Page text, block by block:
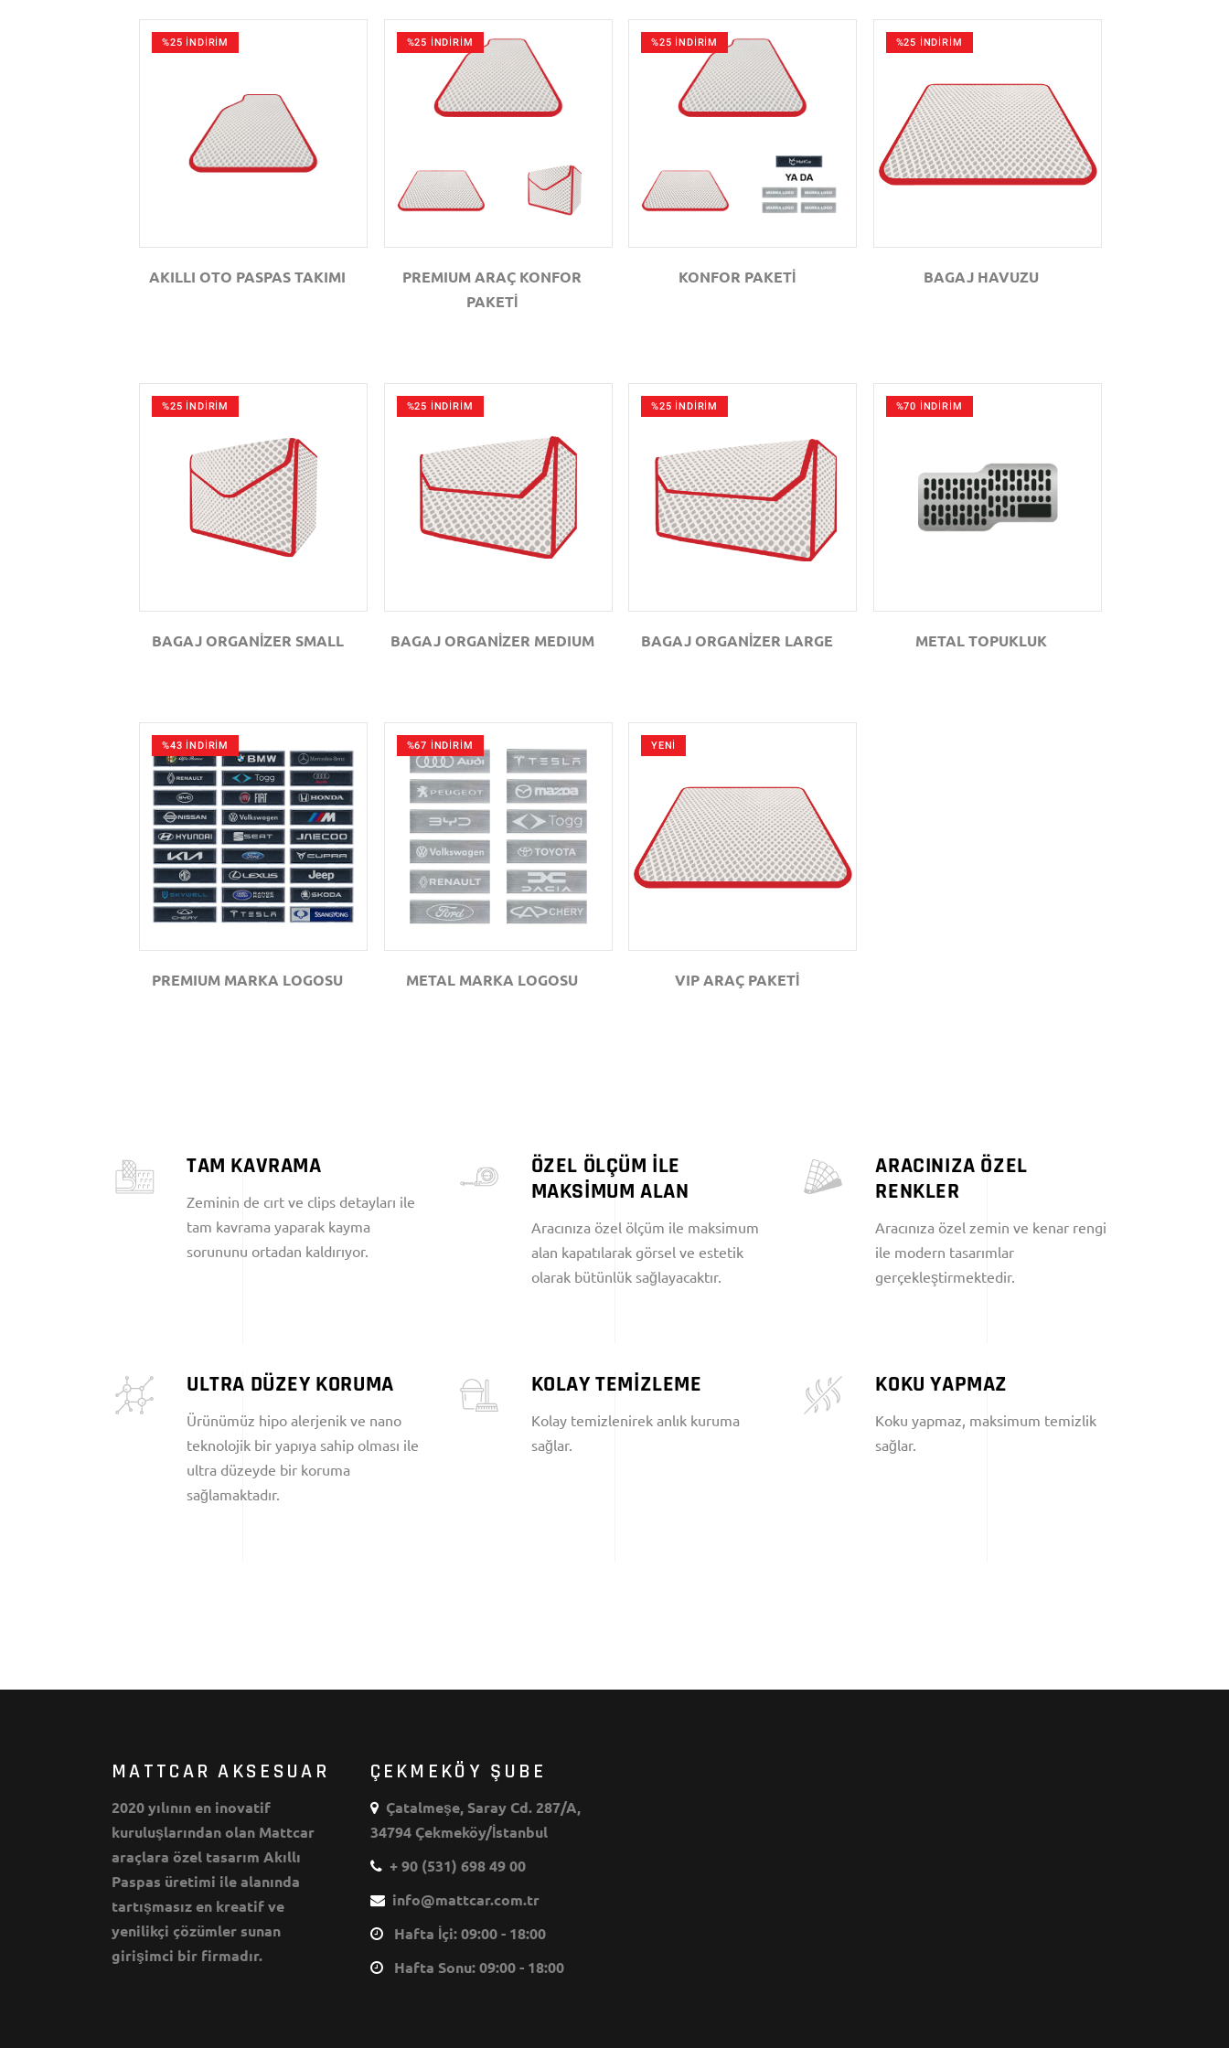
%25 İNDİRİM
GÖZAT
AKILLI OTO PASPAS TAKIMI
%25 İNDİRİM
PREMIUM ARAÇ KONFOR
PAKETİ
%25 İNDİRİM
KONFOR PAKETİ
%25 İNDİRİM
GÖZAT
BAGAJ HAVUZU
%25 İNDİRİM
GÖZAT
BAGAJ ORGANİZER SMALL
%25 İNDİRİM
GÖZAT
BAGAJ ORGANİZER MEDIUM
%25 İNDİRİM
GÖZAT
BAGAJ ORGANİZER LARGE
%70 İNDİRİM
GÖZAT
METAL TOPUKLUK
%43 İNDİRİM
GÖZAT
PREMIUM MARKA LOGOSU
%67 İNDİRİM
GÖZAT
METAL MARKA LOGOSU
YENİ
GÖZAT
VIP ARAÇ PAKETİ
TAM KAVRAMA
Zeminin de cırt ve clips detayları ile
tam kavrama yaparak kayma
sorununu ortadan kaldırıyor.
ÖZEL ÖLÇÜM İLE
MAKSİMUM ALAN
Aracınıza özel ölçüm ile maksimum
alan kapatılarak görsel ve estetik
olarak bütünlük sağlayacaktır.
ARACINIZA ÖZEL
RENKLER
Aracınıza özel zemin ve kenar rengi
ile modern tasarımlar
gerçekleştirmektedir.
ULTRA DÜZEY KORUMA
Ürünümüz hipo alerjenik ve nano
teknolojik bir yapıya sahip olması ile
ultra düzeyde bir koruma
sağlamaktadır.
KOLAY TEMİZLEME
Kolay temizlenirek anlık kuruma
sağlar.
KOKU YAPMAZ
Koku yapmaz, maksimum temizlik
sağlar.
MATTCAR AKSESUAR
2020 yılının en inovatif
kuruluşlarından olan Mattcar
araçlara özel tasarım Akıllı
Paspas üretimi ile alanında
tartışmasız en kreatif ve
yenilikçi çözümler sunan
girişimci bir firmadır.
ÇEKMEKÖY ŞUBE
Çatalmeşe, Saray Cd. 287/A,
34794 Çekmeköy/İstanbul
+ 90 (531) 698 49 00
info@mattcar.com.tr
Hafta İçi: 09:00 - 18:00
Hafta Sonu: 09:00 - 18:00